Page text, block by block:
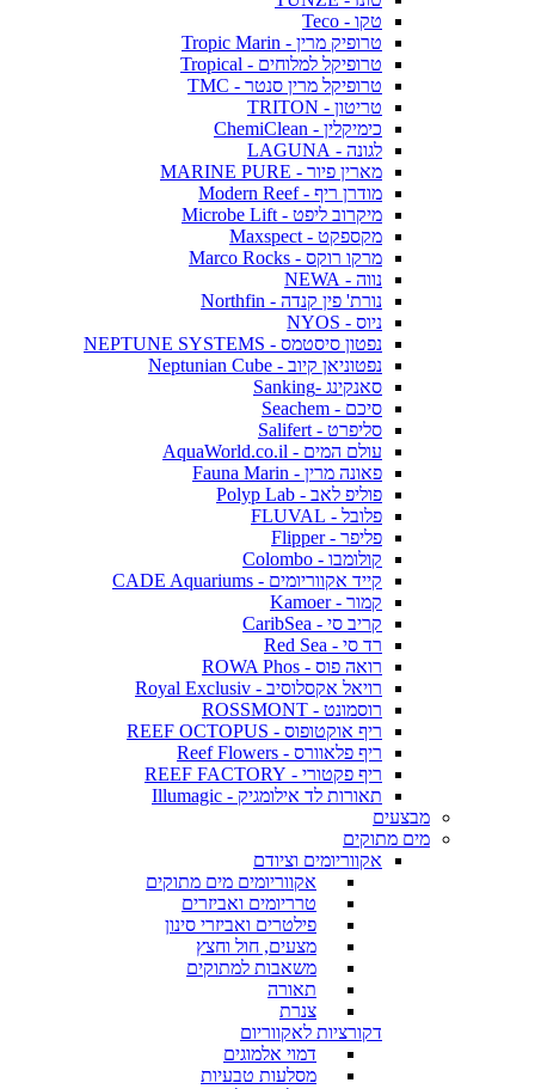
טקו - Teco
טרופיק מרין - Tropic Marin
טרופיקל למלוחים - Tropical
טרופיקל מרין סנטר - TMC
טריטון - TRITON
כימיקלין - ChemiClean
לגונה - LAGUNA
מארין פיור - MARINE PURE
מודרן ריף - Modern Reef
מיקרוב ליפט - Microbe Lift
מקספקט - Maxspect
מרקו רוקס - Marco Rocks
נווה - NEWA
נורת' פין קנדה - Northfin
ניוס - NYOS
נפטון סיסטמס - NEPTUNE SYSTEMS
נפטוניאן קיוב - Neptunian Cube
סאנקינג -Sanking
סיכם - Seachem
סליפרט - Salifert
עולם המים - AquaWorld.co.il
פאונה מרין - Fauna Marin
פוליפ לאב - Polyp Lab
פלובל - FLUVAL
פליפר - Flipper
קולומבו - Colombo
קייד אקווריומים - CADE Aquariums
קמור - Kamoer
קריב סי - CaribSea
רד סי - Red Sea
רואה פוס - ROWA Phos
רויאל אקסלוסיב - Royal Exclusiv
רוסמונט - ROSSMONT
ריף אוקטופוס - REEF OCTOPUS
ריף פלאוורס - Reef Flowers
ריף פקטורי - REEF FACTORY
תאורות לד אילומגיק - Illumagic
מבצעים
מים מתוקים
אקווריומים וציודם
אקווריומים מים מתוקים
טרריומים ואביזרים
פילטרים ואביזרי סינון
מצעים, חול וחצץ
משאבות למתוקים
תאורה
צנרת
דקורציות לאקווריום
דמוי אלמוגים
מסלעות טבעיות